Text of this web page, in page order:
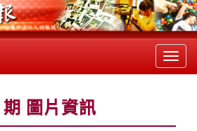
圖片資訊